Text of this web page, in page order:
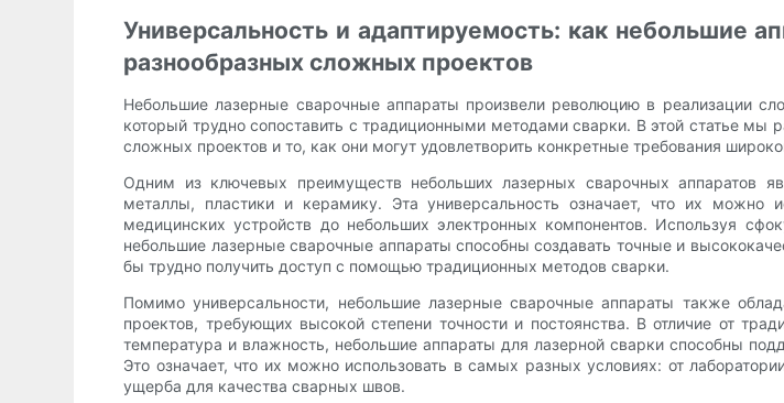
Универсальность и адаптируемость: как небольшие
разнообразных сложных проектов
Небольшие лазерные сварочные аппараты произвели революцию в реализации
который трудно сопоставить с традиционными методами сварки. В этой статье
сложных проектов и то, как они могут удовлетворить конкретные требования
Одним из ключевых преимуществ небольших лазерных сварочных аппаратов
металлы, пластики и керамику. Эта универсальность означает, что их можно
медицинских устройств до небольших электронных компонентов. Используя
небольшие лазерные сварочные аппараты способны создавать точные и
бы трудно получить доступ с помощью традиционных методов сварки.
Помимо универсальности, небольшие лазерные сварочные аппараты также
проектов, требующих высокой степени точности и постоянства. В отличие от
температура и влажность, небольшие аппараты для лазерной сварки способны
Это означает, что их можно использовать в самых разных условиях: от
ущерба для качества сварных швов.